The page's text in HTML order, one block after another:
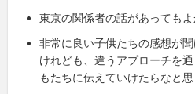
東京の関係者の話があってもよ
非常に良い子供たちの感想が
けれども、違うアプローチを
もたちに伝えていけたらなと思